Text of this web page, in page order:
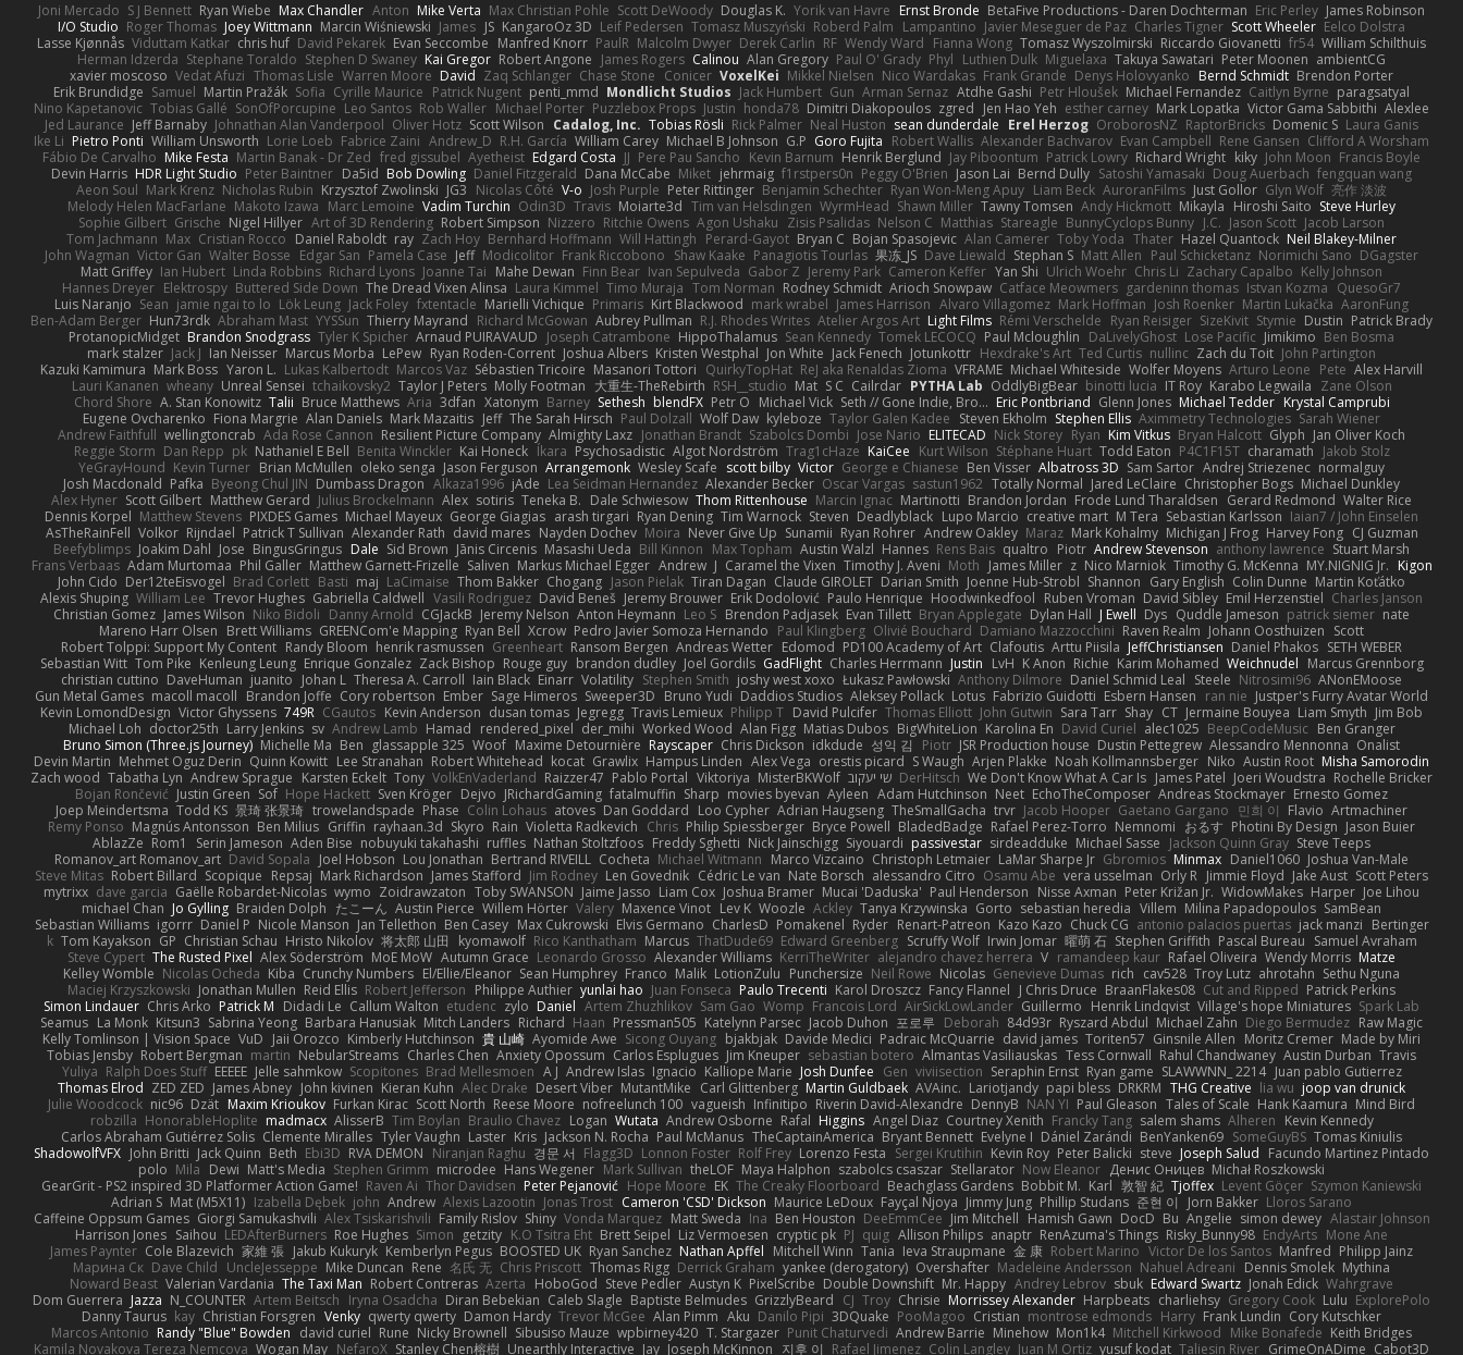
Joni Mercado S J Bennett Ryan Wiebe Max Chandler Anton Mike Verta Max Christian Pohle Scott DeWoody Douglas K. Yorik van Havre Ernst Bronde BetaFive Productions - Daren Dochterman Eric Perley James Robinson
I/O Studio Roger Thomas Joey Wittmann Marcin Wiśniewski James JS KangaroOz 3D Leif Pedersen Tomasz Muszyński Roberd Palm Lampantino Javier Meseguer de Paz Charles Tigner Scott Wheeler Eelco Dolstra
Lasse Kjønnås Viduttam Katkar chris huf David Pekarek Evan Seccombe Manfred Knorr PaulR Malcolm Dwyer Derek Carlin RF Wendy Ward Fianna Wong Tomasz Wyszolmirski Riccardo Giovanetti fr54 William Schilthuis
Herman Idzerda Stephane Toraldo Stephen D Swaney Kai Gregor Robert Angone James Rogers Calinou Alan Gregory Paul O' Grady Phyl Luthien Dulk Miguelaxa Takuya Sawatari Peter Moonen ambientCG
xavier moscoso Vedat Afuzi Thomas Lisle Warren Moore David Zaq Schlanger Chase Stone Conicer VoxelKei Mikkel Nielsen Nico Wardakas Frank Grande Denys Holovyanko Bernd Schmidt Brendon Porter
Erik Brundidge Samuel Martin Pražák Sofia Cyrille Maurice Patrick Nugent penti_mmd Mondlicht Studios Jack Humbert Gun Arman Sernaz Atdhe Gashi Petr Hloušek Michael Fernandez Caitlyn Byrne paragsatyal
Nino Kapetanovic Tobias Gallé SonOfPorcupine Leo Santos Rob Waller Michael Porter Puzzlebox Props Justin honda78 Dimitri Diakopoulos zgred Jen Hao Yeh esther carney Mark Lopatka Victor Gama Sabbithi Alexlee
Jed Laurance Jeff Barnaby Johnathan Alan Vanderpool Oliver Hotz Scott Wilson Cadalog, Inc. Tobias Rösli Rick Palmer Neal Huston sean dunderdale Erel Herzog OroborosNZ RaptorBricks Domenic S Laura Ganis
Ike Li Pietro Ponti William Unsworth Lorie Loeb Fabrice Zaini Andrew_D R.H. García William Carey Michael B Johnson G.P Goro Fujita Robert Wallis Alexander Bachvarov Evan Campbell Rene Gansen Clifford A Worsham
Fábio De Carvalho Mike Festa Martin Banak - Dr Zed fred gissubel Ayetheist Edgard Costa JJ Pere Pau Sancho Kevin Barnum Henrik Berglund Jay Piboontum Patrick Lowry Richard Wright kiky John Moon Francis Boyle
Devin Harris HDR Light Studio Peter Baintner Da5id Bob Dowling Daniel Fitzgerald Dana McCabe Miket jehrmaig f1rstpers0n Peggy O'Brien Jason Lai Bernd Dully Satoshi Yamasaki Doug Auerbach fengquan wang
Aeon Soul Mark Krenz Nicholas Rubin Krzysztof Zwolinski JG3 Nicolas Côté V-o Josh Purple Peter Rittinger Benjamin Schechter Ryan Won-Meng Apuy Liam Beck AuroranFilms Just Gollor Glyn Wolf 亮作 淡波
Melody Helen MacFarlane Makoto Izawa Marc Lemoine Vadim Turchin Odin3D Travis Moiarte3d Tim van Helsdingen WyrmHead Shawn Miller Tawny Tomsen Andy Hickmott Mikayla Hiroshi Saito Steve Hurley
Sophie Gilbert Grische Nigel Hillyer Art of 3D Rendering Robert Simpson Nizzero Ritchie Owens Agon Ushaku Zisis Psalidas Nelson C Matthias Stareagle BunnyCyclops Bunny J.C. Jason Scott Jacob Larson
Tom Jachmann Max Cristian Rocco Daniel Raboldt ray Zach Hoy Bernhard Hoffmann Will Hattingh Perard-Gayot Bryan C Bojan Spasojevic Alan Camerer Toby Yoda Thater Hazel Quantock Neil Blakey-Milner
John Wagman Victor Gan Walter Bosse Edgar San Pamela Case Jeff Modicolitor Frank Riccobono Shaw Kaake Panagiotis Tourlas 果冻_JS Dave Liewald Stephan S Matt Allen Paul Schicketanz Norimichi Sano DGagster
Matt Griffey Ian Hubert Linda Robbins Richard Lyons Joanne Tai Mahe Dewan Finn Bear Ivan Sepulveda Gabor Z Jeremy Park Cameron Keffer Yan Shi Ulrich Woehr Chris Li Zachary Capalbo Kelly Johnson
Hannes Dreyer Elektrospy Buttered Side Down The Dread Vixen Alinsa Laura Kimmel Timo Muraja Tom Norman Rodney Schmidt Arioch Snowpaw Catface Meowmers gardeninn thomas Istvan Kozma QuesoGr7
Luis Naranjo Sean jamie ngai to lo Lök Leung Jack Foley fxtentacle Marielli Vichique Primaris Kirt Blackwood mark wrabel James Harrison Alvaro Villagomez Mark Hoffman Josh Roenker Martin Lukačka AaronFung
Ben-Adam Berger Hun73rdk Abraham Mast YYSSun Thierry Mayrand Richard McGowan Aubrey Pullman R.J. Rhodes Writes Atelier Argos Art Light Films Rémi Verschelde Ryan Reisiger SizeKivit Stymie Dustin Patrick Brady
ProtanopicMidget Brandon Snodgrass Tyler K Spicher Arnaud PUIRAVAUD Joseph Catrambone HippoThalamus Sean Kennedy Tomek LECOCQ Paul Mcloughlin DaLivelyGhost Lose Pacific Jimikimo Ben Bosma
mark stalzer Jack J Ian Neisser Marcus Morba LePew Ryan Roden-Corrent Joshua Albers Kristen Westphal Jon White Jack Fenech Jotunkottr Hexdrake's Art Ted Curtis nullinc Zach du Toit John Partington
Kazuki Kamimura Mark Boss Yaron L. Lukas Kalbertodt Marcos Vaz Sébastien Tricoire Masanori Tottori QuirkyTopHat ReJ aka Renaldas Zioma VFRAME Michael Whiteside Wolfer Moyens Arturo Leone Pete Alex Harvill
Lauri Kananen wheany Unreal Sensei tchaikovsky2 Taylor J Peters Molly Footman 大重生-TheRebirth RSH__studio Mat S C Cailrdar PYTHA Lab OddlyBigBear binotti lucia IT Roy Karabo Legwaila Zane Olson
Chord Shore A. Stan Konowitz Talii Bruce Matthews Aria 3dfan Xatonym Barney Sethesh blendFX Petr O Michael Vick Seth // Gone Indie, Bro... Eric Pontbriand Glenn Jones Michael Tedder Krystal Camprubi
Eugene Ovcharenko Fiona Margrie Alan Daniels Mark Mazaitis Jeff The Sarah Hirsch Paul Dolzall Wolf Daw kyleboze Taylor Galen Kadee Steven Ekholm Stephen Ellis Aximmetry Technologies Sarah Wiener
Andrew Faithfull wellingtoncrab Ada Rose Cannon Resilient Picture Company Almighty Laxz Jonathan Brandt Szabolcs Dombi Jose Nario ELITECAD Nick Storey Ryan Kim Vitkus Bryan Halcott Glyph Jan Oliver Koch
Reggie Storm Dan Repp pk Nathaniel E Bell Benita Winckler Kai Honeck Íkara Psychosadistic Algot Nordström Trag1cHaze KaiCee Kurt Wilson Stéphane Huart Todd Eaton P4C1F15T charamath Jakob Stolz
YeGrayHound Kevin Turner Brian McMullen oleko senga Jason Ferguson Arrangemonk Wesley Scafe scott bilby Victor George e Chianese Ben Visser Albatross 3D Sam Sartor Andrej Striezenec normalguy
Josh Macdonald Pafka Byeong Chul JIN Dumbass Dragon Alkaza1996 jAde Lea Seidman Hernandez Alexander Becker Oscar Vargas sastun1962 Totally Normal Jared LeClaire Christopher Bogs Michael Dunkley
Alex Hyner Scott Gilbert Matthew Gerard Julius Brockelmann Alex sotiris Teneka B. Dale Schwiesow Thom Rittenhouse Marcin Ignac Martinotti Brandon Jordan Frode Lund Tharaldsen Gerard Redmond Walter Rice
Dennis Korpel Matthew Stevens PIXDES Games Michael Mayeux George Giagias arash tirgari Ryan Dening Tim Warnock Steven Deadlyblack Lupo Marcio creative mart M Tera Sebastian Karlsson Iaian7 / John Einselen
AsTheRainFell Volkor Rijndael Patrick T Sullivan Alexander Rath david mares Nayden Dochev Moira Never Give Up Sunamii Ryan Rohrer Andrew Oakley Maraz Mark Kohalmy Michigan J Frog Harvey Fong CJ Guzman
Beefyblimps Joakim Dahl Jose BingusGringus Dale Sid Brown Jānis Circenis Masashi Ueda Bill Kinnon Max Topham Austin Walzl Hannes Rens Bais qualtro Piotr Andrew Stevenson anthony lawrence Stuart Marsh
Frans Verbaas Adam Murtomaa Phil Galler Matthew Garnett-Frizelle Saliven Markus Michael Egger Andrew J Caramel the Vixen Timothy J. Aveni Moth James Miller z Nico Marniok Timothy G. McKenna MY.NIGNIG Jr. Kigon
John Cido Der12teEisvogel Brad Corlett Basti maj LaCimaise Thom Bakker Chogang Jason Pielak Tiran Dagan Claude GIROLET Darian Smith Joenne Hub-Strobl Shannon Gary English Colin Dunne Martin Koťátko
Alexis Shuping William Lee Trevor Hughes Gabriella Caldwell Vasili Rodriguez David Beneš Jeremy Brouwer Erik Dodolović Paulo Henrique Hoodwinkedfool Ruben Vroman David Sibley Emil Herzenstiel Charles Janson
Christian Gomez James Wilson Niko Bidoli Danny Arnold CGJackB Jeremy Nelson Anton Heymann Leo S Brendon Padjasek Evan Tillett Bryan Applegate Dylan Hall J Ewell Dys Quddle Jameson patrick siemer nate
Mareno Harr Olsen Brett Williams GREENCom'e Mapping Ryan Bell Xcrow Pedro Javier Somoza Hernando Paul Klingberg Olivié Bouchard Damiano Mazzocchini Raven Realm Johann Oosthuizen Scott
Robert Tolppi: Support My Content Randy Bloom henrik rasmussen Greenheart Ransom Bergen Andreas Wetter Edomod PD100 Academy of Art Clafoutis Arttu Piisila JeffChristiansen Daniel Phakos SETH WEBER
Sebastian Witt Tom Pike Kenleung Leung Enrique Gonzalez Zack Bishop Rouge guy brandon dudley Joel Gordils GadFlight Charles Herrmann Justin LvH K Anon Richie Karim Mohamed Weichnudel Marcus Grennborg
christian cuttino DaveHuman juanito Johan L Theresa A. Carroll Iain Black Einarr Volatility Stephen Smith joshy west xoxo Łukasz Pawłowski Anthony Dilmore Daniel Schmid Leal Steele Nitrosimi96 ANonEMoose
Gun Metal Games macoll macoll Brandon Joffe Cory robertson Ember Sage Himeros Sweeper3D Bruno Yudi Daddios Studios Aleksey Pollack Lotus Fabrizio Guidotti Esbern Hansen ran nie Justper's Furry Avatar World
Kevin LomondDesign Victor Ghyssens 749R CGautos Kevin Anderson dusan tomas Jegregg Travis Lemieux Philipp T David Pulcifer Thomas Elliott John Gutwin Sara Tarr Shay CT Jermaine Bouyea Liam Smyth Jim Bob
Michael Loh doctor25th Larry Jenkins sv Andrew Lamb Hamad rendered_pixel der_mihi Worked Wood Alan Figg Matias Dubos BigWhiteLion Karolina En David Curiel alec1025 BeepCodeMusic Ben Granger
Bruno Simon (Three.js Journey) Michelle Ma Ben glassapple 325 Woof Maxime Detournière Rayscaper Chris Dickson idkdude 성익 김 Piotr JSR Production house Dustin Pettegrew Alessandro Mennonna Onalist
Devin Martin Mehmet Oguz Derin Quinn Kowitt Lee Stranahan Robert Whitehead kocat Grawlix Hampus Linden Alex Vega orestis picard S Waugh Arjen Plakke Noah Kollmannsberger Niko Austin Root Misha Samorodin
Zach wood Tabatha Lyn Andrew Sprague Karsten Eckelt Tony VolkEnVaderland Raizzer47 Pablo Portal Viktoriya MisterBKWolf שי יעקוב DerHitsch We Don't Know What A Car Is James Patel Joeri Woudstra Rochelle Bricker
Bojan Rončević Justin Green Sof Hope Hackett Sven Kröger Dejvo JRichardGaming fatalmuffin Sharp movies byevan Ayleen Adam Hutchinson Neet EchoTheComposer Andreas Stockmayer Ernesto Gomez
Joep Meindertsma Todd KS 景琦 张景琦 trowelandspade Phase Colin Lohaus atoves Dan Goddard Loo Cypher Adrian Haugseng TheSmallGacha trvr Jacob Hooper Gaetano Gargano 민희 이 Flavio Artmachiner
Remy Ponso Magnús Antonsson Ben Milius Griffin rayhaan.3d Skyro Rain Violetta Radkevich Chris Philip Spiessberger Bryce Powell BladedBadge Rafael Perez-Torro Nemnomi おるす Photini By Design Jason Buier
AblazZe Rom1 Serin Jameson Aden Bise nobuyuki takahashi ruffles Nathan Stoltzfoos Freddy Sghetti Nick Jainschigg Siyouardi passivestar sirdeadduke Michael Sasse Jackson Quinn Gray Steve Teeps
Romanov_art Romanov_art David Sopala Joel Hobson Lou Jonathan Bertrand RIVEILL Cocheta Michael Witmann Marco Vizcaino Christoph Letmaier LaMar Sharpe Jr Gbromios Minmax Daniel1060 Joshua Van-Male
Steve Mitas Robert Billard Scopique Repsaj Mark Richardson James Stafford Jim Rodney Len Govednik Cédric Le van Nate Borsch alessandro Citro Osamu Abe vera usselman Orly R Jimmie Floyd Jake Aust Scott Peters
mytrixx dave garcia Gaëlle Robardet-Nicolas wymo Zoidrawzaton Toby SWANSON Jaime Jasso Liam Cox Joshua Bramer Mucai 'Daduska' Paul Henderson Nisse Axman Peter Križan Jr. WidowMakes Harper Joe Lihou
michael Chan Jo Gylling Braiden Dolph たこーん Austin Pierce Willem Hörter Valery Maxence Vinot Lev K Woozle Ackley Tanya Krzywinska Gorto sebastian heredia Villem Milina Papadopoulos SamBean
Sebastian Williams igorrr Daniel P Nicole Manson Jan Tellethon Ben Casey Max Cukrowski Elvis Germano CharlesD Pomakenel Ryder Renart-Patreon Kazo Kazo Chuck CG antonio palacios puertas jack manzi Bertinger
k Tom Kayakson GP Christian Schau Hristo Nikolov 将太郎 山田 kyomawolf Rico Kanthatham Marcus ThatDude69 Edward Greenberg Scruffy Wolf Irwin Jomar 曜萌 石 Stephen Griffith Pascal Bureau Samuel Avraham
Steve Cypert The Rusted Pixel Alex Söderström MoE MoW Autumn Grace Leonardo Grosso Alexander Williams KerriTheWriter alejandro chavez herrera V ramandeep kaur Rafael Oliveira Wendy Morris Matze
Kelley Womble Nicolas Ocheda Kiba Crunchy Numbers El/Ellie/Eleanor Sean Humphrey Franco Malik LotionZulu Punchersize Neil Rowe Nicolas Genevieve Dumas rich cav528 Troy Lutz ahrotahn Sethu Nguna
Maciej Krzyszkowski Jonathan Mullen Reid Ellis Robert Jefferson Philippe Authier yunlai hao Juan Fonseca Paulo Trecenti Karol Droszcz Fancy Flannel J Chris Druce BraanFlakes08 Cut and Ripped Patrick Perkins
Simon Lindauer Chris Arko Patrick M Didadi Le Callum Walton etudenc zylo Daniel Artem Zhuzhlikov Sam Gao Womp Francois Lord AirSickLowLander Guillermo Henrik Lindqvist Village's hope Miniatures Spark Lab
Seamus La Monk Kitsun3 Sabrina Yeong Barbara Hanusiak Mitch Landers Richard Haan Pressman505 Katelynn Parsec Jacob Duhon 포로루 Deborah 84d93r Ryszard Abdul Michael Zahn Diego Bermudez Raw Magic
Kelly Tomlinson | Vision Space VuD Jaii Orozco Kimberly Hutchinson 貴 山崎 Ayomide Awe Sicong Ouyang bjakbjak Davide Medici Padraic McQuarrie david james Toriten57 Ginsnile Allen Moritz Cremer Made by Miri
Tobias Jensby Robert Bergman martin NebularStreams Charles Chen Anxiety Opossum Carlos Esplugues Jim Kneuper sebastian botero Almantas Vasiliauskas Tess Cornwall Rahul Chandwaney Austin Durban Travis
Yuliya Ralph Does Stuff EEEEE Jelle sahmkow Scopitones Brad Mellesmoen A J Andrew Islas Ignacio Kalliope Marie Josh Dunfee Gen viviisection Seraphin Ernst Ryan game SLAWWNN_ 2214 Juan pablo Gutierrez
Thomas Elrod ZED ZED James Abney John kivinen Kieran Kuhn Alec Drake Desert Viber MutantMike Carl Glittenberg Martin Guldbaek AVAinc. Lariotjandy papi bless DRKRM THG Creative lia wu joop van drunick
Julie Woodcock nic96 Dzät Maxim Krioukov Furkan Kirac Scott North Reese Moore nofreelunch 100 vagueish Infinitipo Riverin David-Alexandre DennyB NAN YI Paul Gleason Tales of Scale Hank Kaamura Mind Bird
robzilla HonorableHoplite madmacx AlisserB Tim Boylan Braulio Chavez Logan Wutata Andrew Osborne Rafal Higgins Angel Diaz Courtney Xenith Francky Tang salem shams Alheren Kevin Kennedy
Carlos Abraham Gutiérrez Solis Clemente Miralles Tyler Vaughn Laster Kris Jackson N. Rocha Paul McManus TheCaptainAmerica Bryant Bennett Evelyne I Dániel Zarándi BenYanken69 SomeGuyBS Tomas Kiniulis
ShadowolfVFX John Britti Jack Quinn Beth Ebi3D RVA DEMON Niranjan Raghu 경문 서 Flagg3D Lonnon Foster Rolf Frey Lorenzo Festa Sergei Krutihin Kevin Roy Peter Balicki steve Joseph Salud Facundo Martinez Pintado
polo Mila Dewi Matt's Media Stephen Grimm microdee Hans Wegener Mark Sullivan theLOF Maya Halphon szabolcs csaszar Stellarator Now Eleanor Денис Оницев Michał Roszkowski
GearGrit - PS2 inspired 3D Platformer Action Game! Raven Ai Thor Davidsen Peter Pejanović Hope Moore EK The Creaky Floorboard Beachglass Gardens Bobbit M. Karl 敦智 紀 Tjoffex Levent Göçer Szymon Kaniewski
Adrian S Mat (M5X11) Izabella Dębek john Andrew Alexis Lazootin Jonas Trost Cameron 'CSD' Dickson Maurice LeDoux Fayçal Njoya Jimmy Jung Phillip Studans 준현 이 Jorn Bakker Lloros Sarano
Caffeine Oppsum Games Giorgi Samukashvili Alex Tsiskarishvili Family Rislov Shiny Vonda Marquez Matt Sweda Ina Ben Houston DeeEmmCee Jim Mitchell Hamish Gawn DocD Bu Angelie simon dewey Alastair Johnson
Harrison Jones Saihou LEDAfterBurners Roe Hughes Simon getzity K.O Tsitra Eht Brett Seipel Liz Vermoesen cryptic pk PJ quig Allison Philips anaptr RenAzuma's Things Risky_Bunny98 EndyArts Mone Ane
James Paynter Cole Blazevich 家維 張 Jakub Kukuryk Kemberlyn Pegus BOOSTED UK Ryan Sanchez Nathan Apffel Mitchell Winn Tania Ieva Straupmane 金 康 Robert Marino Victor De los Santos Manfred Philipp Jainz
Марина Ск Dave Child UncleJesseppe Mike Duncan Rene 名氏 无 Chris Priscott Thomas Rigg Derrick Graham yankee (derogatory) Overshafter Madeleine Andersson Nahuel Adreani Dennis Smolek Mythina
Noward Beast Valerian Vardania The Taxi Man Robert Contreras Azerta HoboGod Steve Pedler Austyn K PixelScribe Double Downshift Mr. Happy Andrey Lebrov sbuk Edward Swartz Jonah Edick Wahrgrave
Dom Guerrera Jazza N_COUNTER Artem Beitsch Iryna Osadcha Diran Bebekian Caleb Slagle Baptiste Belmudes GrizzlyBeard CJ Troy Chrisie Morrissey Alexander Harpbeats charliehsy Gregory Cook Lulu ExplorePolo
Danny Taurus kay Christian Forsgren Venky qwerty qwerty Damon Hardy Trevor McGee Alan Pimm Aku Danilo Pipi 3DQuake PooMagoo Cristian montrose edmonds Harry Frank Lundin Cory Kutschker
Marcos Antonio Randy "Blue" Bowden david curiel Rune Nicky Brownell Sibusiso Mauze wpbirney420 T. Stargazer Punit Chaturvedi Andrew Barrie Minehow Mon1k4 Mitchell Kirkwood Mike Bonafede Keith Bridges
Kamila Novakova Tereza Nemcova Wogan May NefaroX Stanley Chen榕樹 Unearthly Interactive Jay Joseph McKinnon 지후 이 Rafael Jimenez Colin Langley Juan M Ortiz yusuf kodat Taliesin River GrimeOnADime Cabot3D